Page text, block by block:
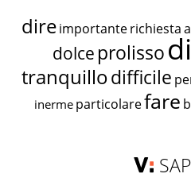
dire importante richiesta
dolce prolisso
tranquillodifficile
inerme particolarefare